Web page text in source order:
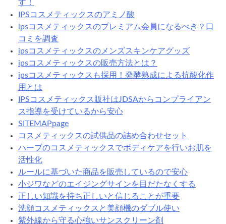
す！
IPSコスメティックスのアミノ酸
ipsコスメティックスのプレミアム会員になるべき？口
コミを調査
ipsコスメティックスのメンズスキンケアグッズ
ipsコスメティックスの販売方法とは？
ipsコスメティックスも採用！発酵熟成による抗酸化作
用とは
IPSコスメティックス販社はJDSAからコンプライアン
ス指導を受けているから安心
SITEMAPpage
コスメティックスの試供品の詰め合わせセット
ハーブのコスメティックスでボディケアを行いお肌を
活性化
ルールに基づいた商品を販売しているので安心
小ジワなどのエイジングサインを目だたなくする
正しい知識を持ち正しいと信じることが重要
洗顔コスメティックスと美顔機のダブル使い
紫外線から守る心強いサンスクリーン剤